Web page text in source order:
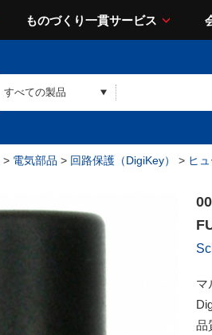
ものづくり一貫サービス
> 電気部品 > 回路保護（DigiKey） > ヒ
マ
品